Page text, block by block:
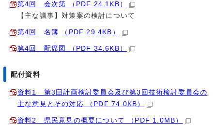
第4回 会次第 （PDF 24.1KB）
【主な議事】対策案の検討について
第4回 名簿 （PDF 29.4KB）
第4回 配席図 （PDF 34.6KB）
配付資料
資料1 第3回計画検討委員会及び第3回技術検討委員会の
主な意見とその対応 （PDF 74.0KB）
資料2 県民意見の概要について （PDF 1.0MB）